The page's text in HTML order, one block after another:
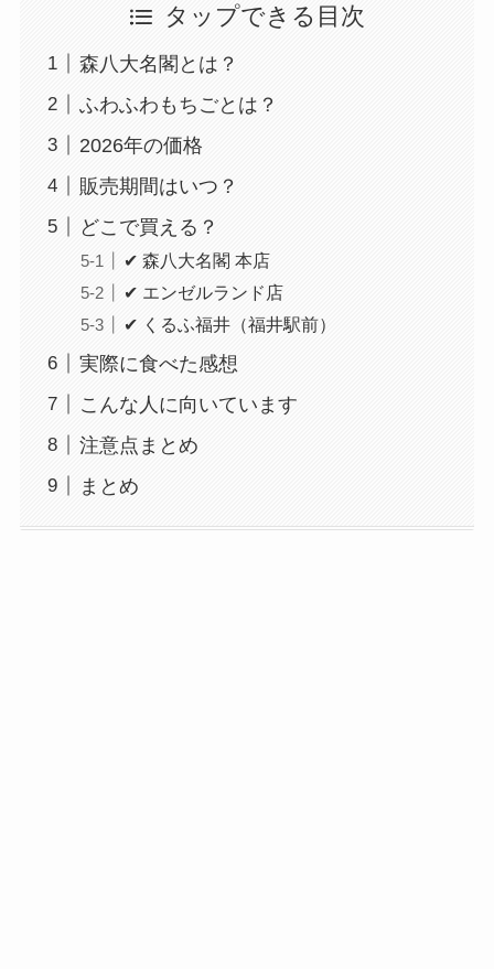
タップできる目次
森八大名閣とは？
ふわふわもちごとは？
2026年の価格
販売期間はいつ？
どこで買える？
✔ 森八大名閣 本店
✔ エンゼルランド店
✔ くるふ福井（福井駅前）
実際に食べた感想
こんな人に向いています
注意点まとめ
まとめ